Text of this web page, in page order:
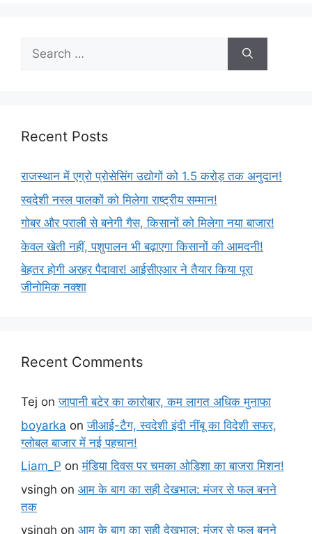
Recent Posts
राजस्थान में एग्रो प्रोसेसिंग उद्योगों को 1.5 करोड़ तक अनुदान!
स्वदेशी नस्ल पालकों को मिलेगा राष्ट्रीय सम्मान!
गोबर और पराली से बनेगी गैस, किसानों को मिलेगा नया बाजार!
केवल खेती नहीं, पशुपालन भी बढ़ाएगा किसानों की आमदनी!
बेहतर होगी अरहर पैदावार! आईसीएआर ने तैयार किया पूरा
जीनोमिक नक्शा
Recent Comments
Tej onजापानी बटेर का कारोबार, कम लागत अधिक मुनाफा
boyarka onजीआई-टैग, स्वदेशी इंदी नींबू का विदेशी सफर,
ग्लोबल बाजार में नई पहचान!
Liam_P onमंडिया दिवस पर चमका ओडिशा का बाजरा मिशन!
vsingh on आम के बाग का सही देखभाल: मंजर से फल बनने
तक
vsingh on आम के बाग का सही देखभाल: मंजर से फल बनने